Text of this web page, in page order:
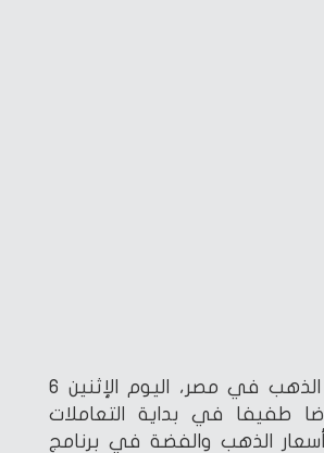
شهدت أسعار الذهب في مصر، اليوم الإثنين 6
طفيفا في بداية التعاملات
الذهب والفضة في برنامج